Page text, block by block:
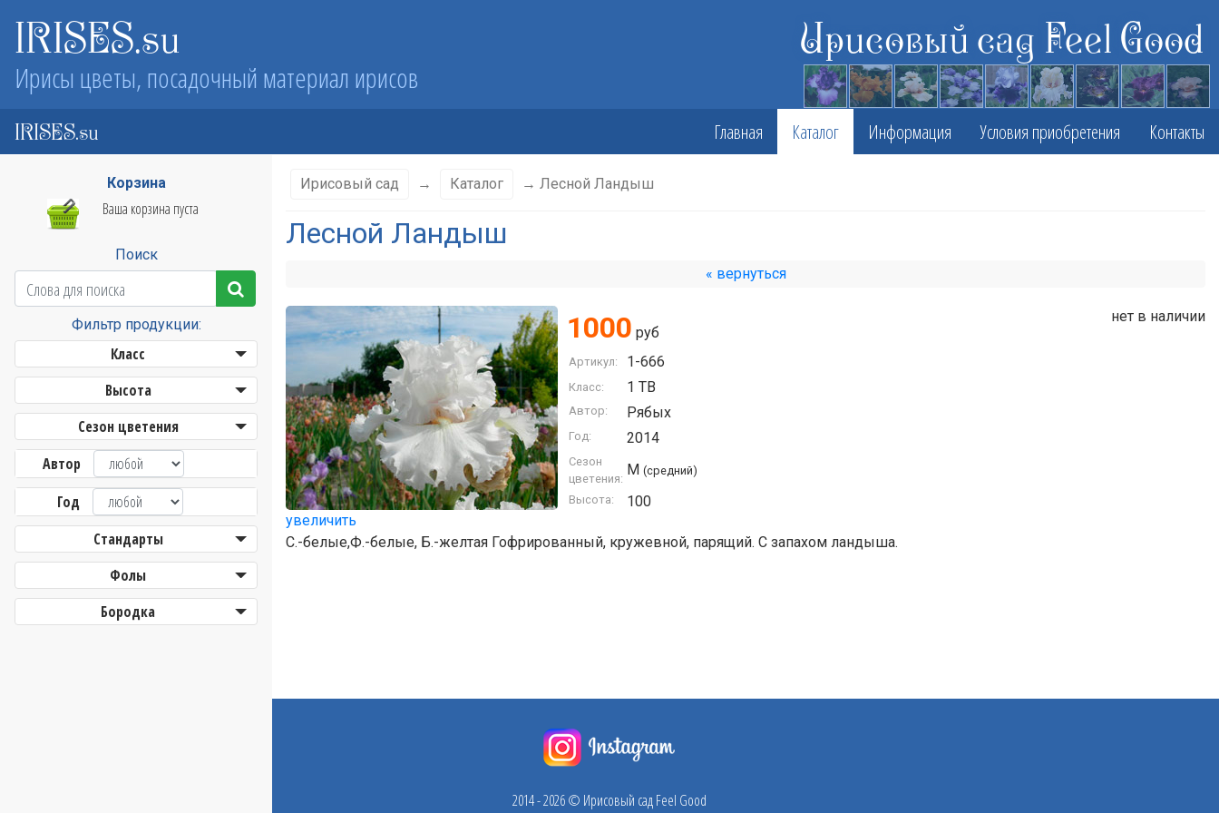
IRISES.su Ирисовый сад Feel Good
Ирисы цветы, посадочный материал ирисов
IRISES.su Главная Каталог Информация Условия приобретения Контакты
Корзина
Ваша корзина пуста
Поиск
Фильтр продукции:
Класс
Высота
Сезон цветения
Автор
Год
Стандарты
Фолы
Бородка
Ирисовый сад → Каталог → Лесной Ландыш
Лесной Ландыш
« вернуться
увеличить
1000 руб
нет в наличии
Артикул: 1-666
Класс: 1 TB
Автор: Рябых
Год: 2014
Сезон
цветения:
M (средний)
Высота: 100
С.-белые,Ф.-белые, Б.-желтая Гофрированный, кружевной, парящий. С запахом ландыша.
2014 - 2026 © Ирисовый сад Feel Good